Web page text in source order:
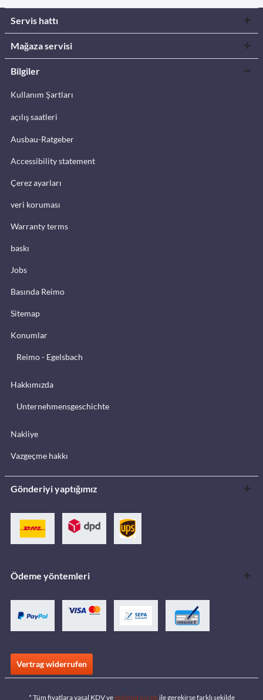
Servis hattı
Mağaza servisi
Bilgiler
Kullanım Şartları
açılış saatleri
Ausbau-Ratgeber
Accessibility statement
Çerez ayarları
veri koruması
Warranty terms
baskı
Jobs
Basında Reimo
Sitemap
Konumlar
Reimo - Egelsbach
Hakkımızda
Unternehmensgeschichte
Nakliye
Vazgeçme hakkı
Gönderiyi yaptığımız
Ödeme yöntemleri
Vertrag widerrufen
* Tüm fiyatlara yasal KDV veteslimat ücreti ile gerekirse farklı şekilde